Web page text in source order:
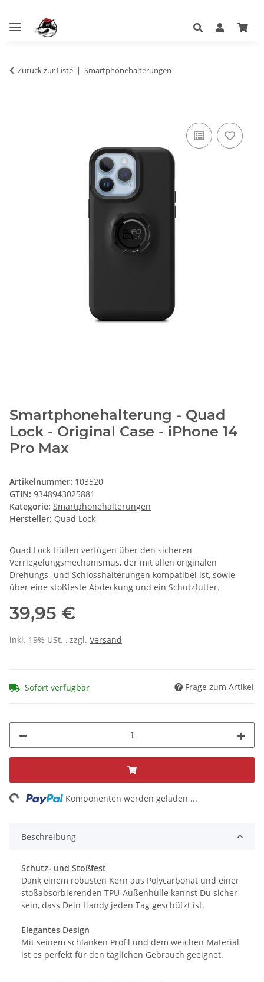
Zurück zur Liste Smartphonehalterungen
Smartphonehalterung - Quad
Lock - Original Case - iPhone 14
Pro Max
Artikelnummer: 103520
GTIN: 9348943025881
Kategorie: Smartphonehalterungen
Hersteller: Quad Lock
Quad Lock Hüllen verfügen über den sicheren
Verriegelungsmechanismus, der mit allen originalen
Drehungs- und Schlosshalterungen kompatibel ist, sowie
über eine stoßfeste Abdeckung und ein Schutzfutter.
39,95 €
inkl. 19% USt. , zzgl. Versand
Sofort verfügbar Frage zum Artikel
Komponenten werden geladen ...
Beschreibung
Schutz- und Stoßfest
Dank einem robusten Kern aus Polycarbonat und einer
stoßabsorbierenden TPU-Außenhülle kannst Du sicher
sein, dass Dein Handy jeden Tag geschützt ist.
Elegantes Design
Mit seinem schlanken Profil und dem weichen Material
ist es perfekt für den täglichen Gebrauch geeignet.